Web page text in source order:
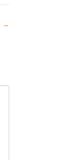
→